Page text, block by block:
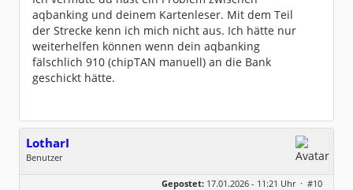
aqbanking und deinem Kartenleser. Mit dem Teil
der Strecke kenn ich mich nicht aus. Ich hätte nur
weiterhelfen können wenn dein aqbanking
fälschlich 910 (chipTAN manuell) an die Bank
geschickt hätte.
LotharI
Benutzer
Gepostet: 17.01.2026 - 11:21 Uhr · #10